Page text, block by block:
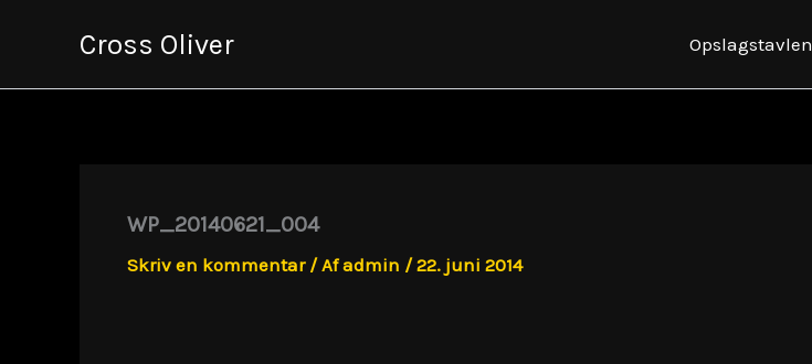
Cross Oliver Opslagstavlen
WP_20140621_004
Skriv en kommentar / Afadmin /22. juni 2014